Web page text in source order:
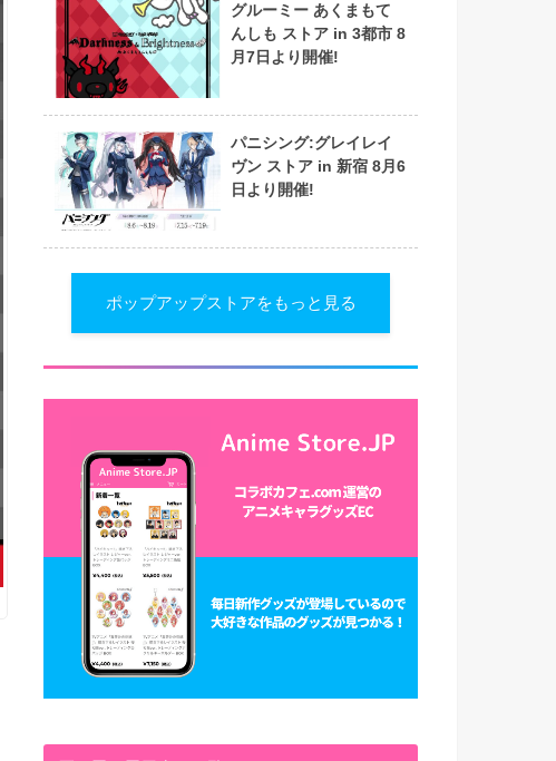
グルーミー あくまもて
んしも ストア in 3都市 8
月7日より開催!
パニシング:グレイレイ
ヴン ストア in 新宿 8月6
日より開催!
ポップアップストアをもっと見る